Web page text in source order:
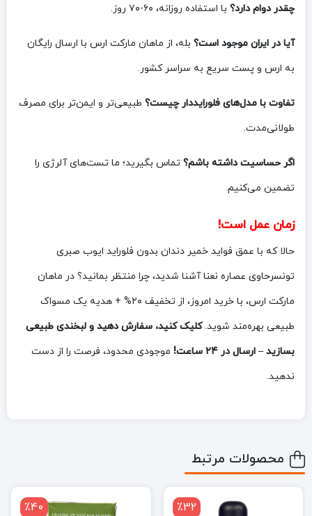
چقدر دوام دارد؟ با استفاده روزانه، ۶۰-۷۰ روز.
آیا در ایران موجود است؟ بله، از ماهان مارکت ارس با ارسال رایگان
به ارس و پست سریع به سراسر کشور.
تفاوت با مدل‌های فلورایددار چیست؟ طبیعی‌تر و ایمن‌تر برای مصرف
طولانی‌مدت.
اگر حساسیت داشته باشم؟ تماس بگیرید؛ ما تست‌های آلرژی را
تضمین می‌کنیم.
زمان عمل است!
حالا که با عمق فواید خمیر دندان بدون فلوراید ایوب صبری
تونسرحاوی عصاره نعنا آشنا شدید، چرا منتظر بمانید؟ در ماهان
مارکت ارس، با خرید امروز، از تخفیف ۲۰% + هدیه یک مسواک
طبیعی بهره‌مند شوید.کلیک کنید، سفارش دهید و لبخندی طبیعی
بسازید – ارسال در ۲۴ ساعت!
موجودی محدود، فرصت را از دست
ندهید.
محصولات مرتبط
٪32 ٪40